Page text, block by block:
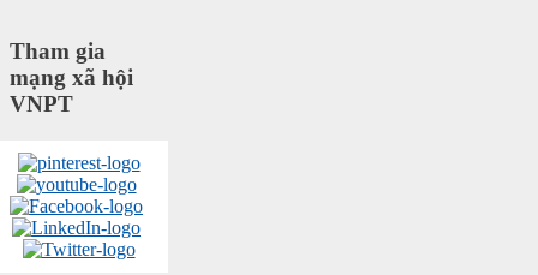
Tham gia
mạng xã hội
VNPT